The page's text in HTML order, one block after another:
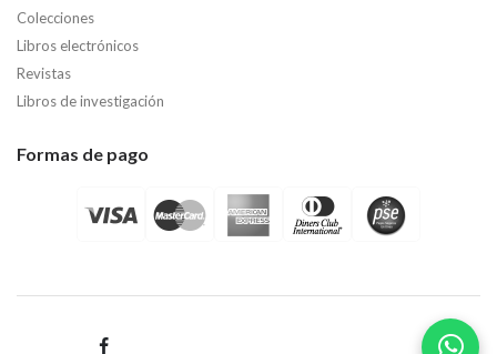
Colecciones
Libros electrónicos
Revistas
Libros de investigación
Formas de pago